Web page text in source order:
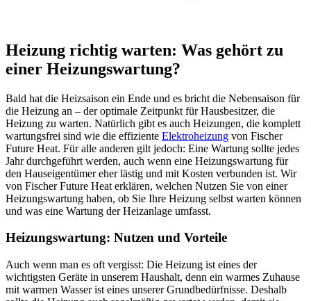
Heizung richtig warten: Was gehört zu
einer Heizungswartung?
Bald hat die Heizsaison ein Ende und es bricht die Nebensaison für
die Heizung an – der optimale Zeitpunkt für Hausbesitzer, die
Heizung zu warten. Natürlich gibt es auch Heizungen, die komplett
wartungsfrei sind wie die effiziente Elektroheizung von Fischer
Future Heat. Für alle anderen gilt jedoch: Eine Wartung sollte jedes
Jahr durchgeführt werden, auch wenn eine Heizungswartung für
den Hauseigentümer eher lästig und mit Kosten verbunden ist. Wir
von Fischer Future Heat erklären, welchen Nutzen Sie von einer
Heizungswartung haben, ob Sie Ihre Heizung selbst warten können
und was eine Wartung der Heizanlage umfasst.
Heizungswartung: Nutzen und Vorteile
Auch wenn man es oft vergisst: Die Heizung ist eines der
wichtigsten Geräte in unserem Haushalt, denn ein warmes Zuhause
mit warmen Wasser ist eines unserer Grundbedürfnisse. Deshalb